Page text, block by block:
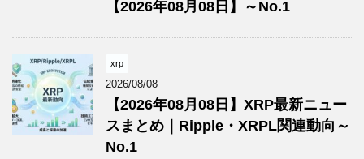
【2026年08月08日】～No.1
xrp
2026/08/08
【2026年08月08日】XRP最新ニュー
スまとめ｜Ripple・XRPL関連動向～
No.1